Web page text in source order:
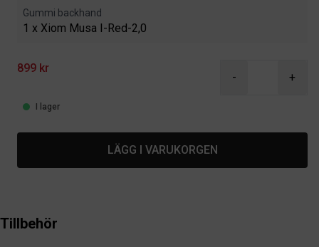
Gummi backhand
1 x Xiom Musa I-Red-2,0
899 kr
- +
I lager
LÄGG I VARUKORGEN
Tillbehör